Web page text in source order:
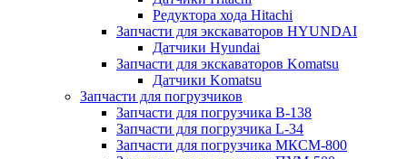
Редуктора хода Hitachi
Запчасти для экскаваторов HYUNDAI
Датчики Hyundai
Запчасти для экскаваторов Komatsu
Датчики Komatsu
Запчасти для погрузчиков
Запчасти для погрузчика B-138
Запчасти для погрузчика L-34
Запчасти для погрузчика МКСМ-800